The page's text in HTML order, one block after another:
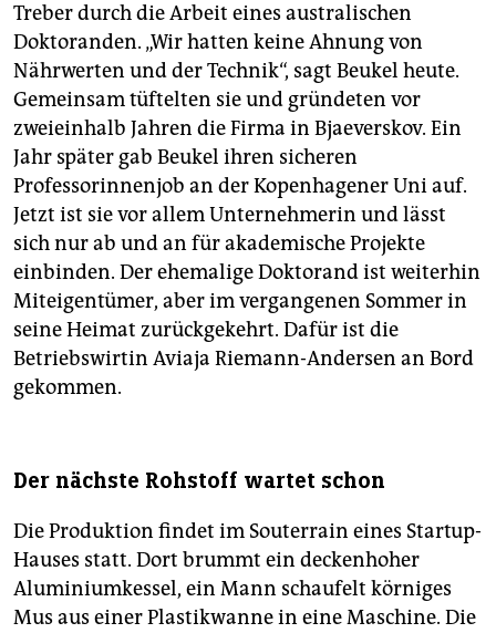
Treber durch die Arbeit eines australischen
Doktoranden. „Wir hatten keine Ahnung von
Nährwerten und der Technik“, sagt Beukel heute.
Gemeinsam tüftelten sie und gründeten vor
zweieinhalb Jahren die Firma in Bjaeverskov. Ein
Jahr später gab Beukel ihren sicheren
Professorinnenjob an der Kopenhagener Uni auf.
Jetzt ist sie vor allem Unternehmerin und lässt
sich nur ab und an für akademische Projekte
einbinden. Der ehemalige Doktorand ist weiterhin
Miteigentümer, aber im vergangenen Sommer in
seine Heimat zurückgekehrt. Dafür ist die
Betriebswirtin Aviaja Riemann-Andersen an Bord
gekommen.
Der nächste Rohstoff wartet schon
Die Produktion findet im Souterrain eines Startup-
Hauses statt. Dort brummt ein deckenhoher
Aluminiumkessel, ein Mann schaufelt körniges
Mus aus einer Plastikwanne in eine Maschine. Die